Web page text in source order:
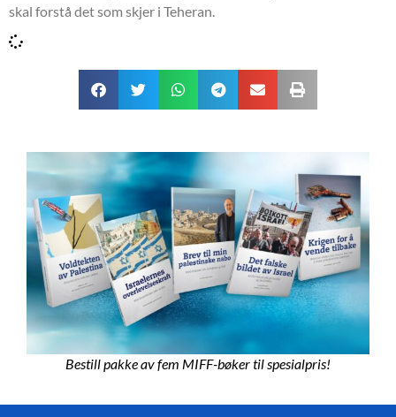
skal forstå det som skjer i Teheran.
Bestill pakke av fem MIFF-bøker til spesialpris!